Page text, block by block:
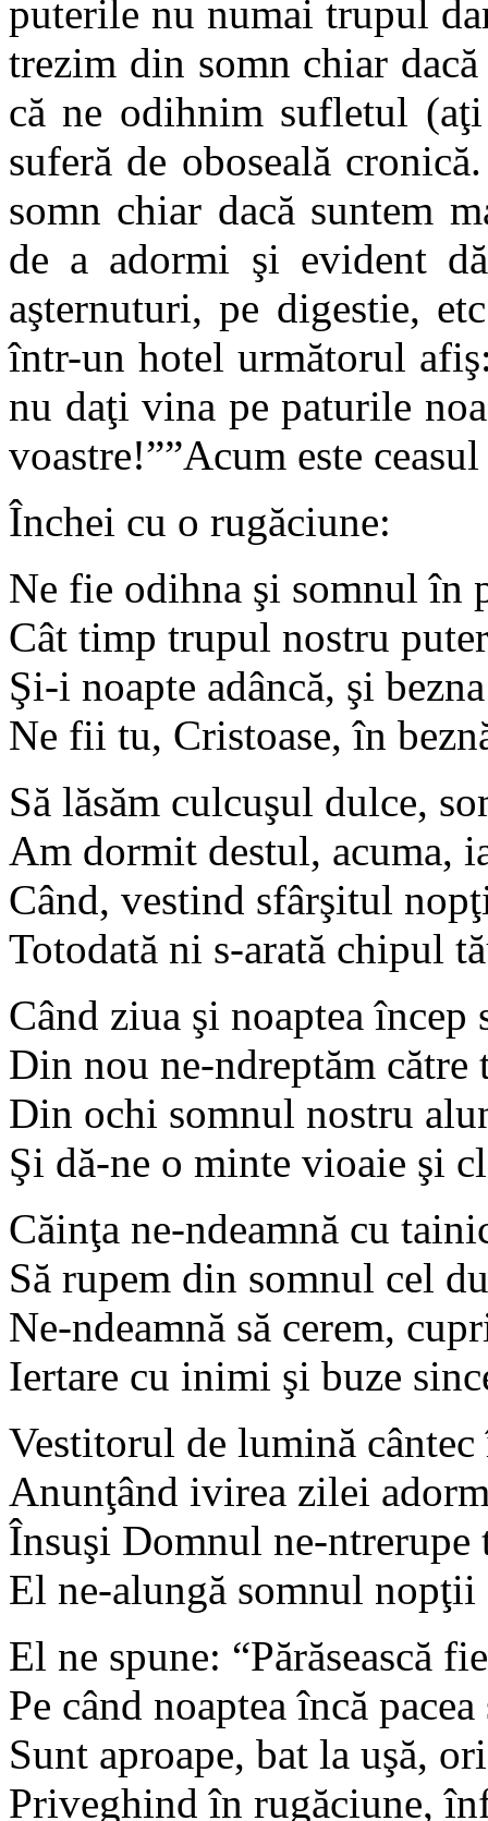
puterile nu numai trupul
trezim din somn chiar
că ne odihnim sufletul
suferă de oboseală
somn chiar dacă suntem
de a adormi şi evident
aşternuturi, pe digestie,
într-un hotel următorul
nu daţi vina pe paturile
voastre!””Acum este
Închei cu o rugăciune:
Ne fie odihna şi somnul în
Cât timp trupul nostru
Şi-i noapte adâncă, şi
Ne fii tu, Cristoase, în
Să lăsăm culcuşul dulce,
Am dormit destul, acuma,
Când, vestind sfârşitul
Totodată ni s-arată chipul
Când ziua şi noaptea încep
Din nou ne-ndreptăm către
Din ochi somnul nostru
Şi dă-ne o minte vioaie şi
Căinţa ne-ndeamnă cu
Să rupem din somnul cel
Ne-ndeamnă să cerem,
Iertare cu inimi şi buze
Vestitorul de lumină
Anunţând ivirea zilei
Însuşi Domnul ne-ntrerupe
El ne-alungă somnul nopţii
El ne spune: “Părăsească
Pe când noaptea încă
Sunt aproape, bat la uşă,
Priveghind în rugăciune,